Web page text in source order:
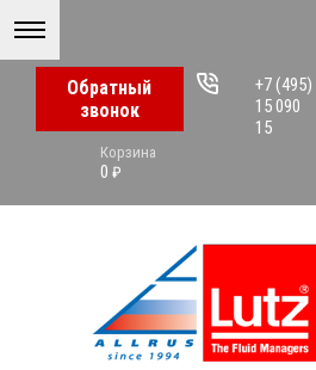
+7 (495)
15 090
15
Обратный
звонок
Корзина
0 ₽